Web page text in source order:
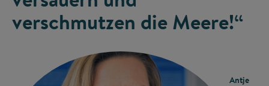
verschmutzen die Meere!“
Antje